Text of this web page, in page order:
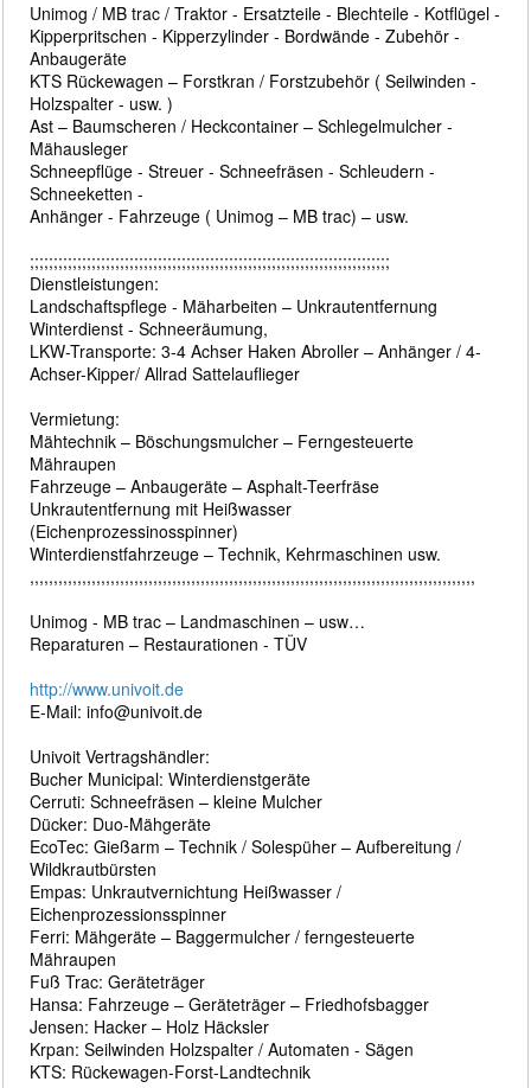
Unimog / MB trac / Traktor - Ersatzteile - Blechteile - Kotflügel -
Kipperpritschen - Kipperzylinder - Bordwände - Zubehör -
Anbaugeräte
KTS Rückewagen – Forstkran / Forstzubehör ( Seilwinden -
Holzspalter - usw. )
Ast – Baumscheren / Heckcontainer – Schlegelmulcher -
Mähausleger
Schneepflüge - Streuer - Schneefräsen - Schleudern -
Schneeketten -
Anhänger - Fahrzeuge ( Unimog – MB trac) – usw.
;;;;;;;;;;;;;;;;;;;;;;;;;;;;;;;;;;;;;;;;;;;;;;;;;;;;;;;;;;;;;;;;;;;;;;;;;;;;
Dienstleistungen:
Landschaftspflege - Mäharbeiten – Unkrautentfernung
Winterdienst - Schneeräumung,
LKW-Transporte: 3-4 Achser Haken Abroller – Anhänger / 4-
Achser-Kipper/ Allrad Sattelauflieger
Vermietung:
Mähtechnik – Böschungsmulcher – Ferngesteuerte
Mähraupen
Fahrzeuge – Anbaugeräte – Asphalt-Teerfräse
Unkrautentfernung mit Heißwasser
(Eichenprozessinosspinner)
Winterdienstfahrzeuge – Technik, Kehrmaschinen usw.
,,,,,,,,,,,,,,,,,,,,,,,,,,,,,,,,,,,,,,,,,,,,,,,,,,,,,,,,,,,,,,,,,,,,,,,,,,,,,,,,,,,,,,,,,,,,,,
Unimog - MB trac – Landmaschinen – usw…
Reparaturen – Restaurationen - TÜV
http://www.univoit.de
E-Mail: info@univoit.de
Univoit Vertragshändler:
Bucher Municipal: Winterdienstgeräte
Cerruti: Schneefräsen – kleine Mulcher
Dücker: Duo-Mähgeräte
EcoTec: Gießarm – Technik / Solespüher – Aufbereitung /
Wildkrautbürsten
Empas: Unkrautvernichtung Heißwasser /
Eichenprozessionsspinner
Ferri: Mähgeräte – Baggermulcher / ferngesteuerte
Mähraupen
Fuß Trac: Geräteträger
Hansa: Fahrzeuge – Geräteträger – Friedhofsbagger
Jensen: Hacker – Holz Häcksler
Krpan: Seilwinden Holzspalter / Automaten - Sägen
KTS: Rückewagen-Forst-Landtechnik